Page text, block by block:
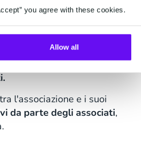
you agree with these cookies.
Allow all
puntando sullavelocità,
come strumento di
di inviare comunicazioni in
l'associazione e i suoi
da parte degli associati,